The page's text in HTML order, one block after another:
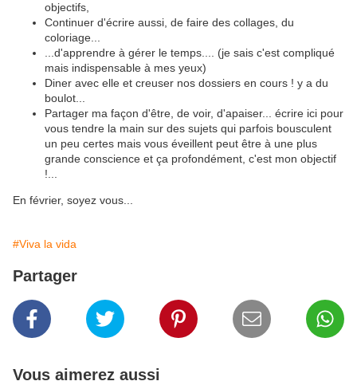
objectifs,
Continuer d'écrire aussi, de faire des collages, du
coloriage...
...d'apprendre à gérer le temps.... (je sais c'est compliqué
mais indispensable à mes yeux)
Diner avec elle et creuser nos dossiers en cours ! y a du
boulot...
Partager ma façon d'être, de voir, d'apaiser... écrire ici pour
vous tendre la main sur des sujets qui parfois bousculent
un peu certes mais vous éveillent peut être à une plus
grande conscience et ça profondément, c'est mon objectif
!...
En février, soyez vous...
#Viva la vida
Partager
Vous aimerez aussi